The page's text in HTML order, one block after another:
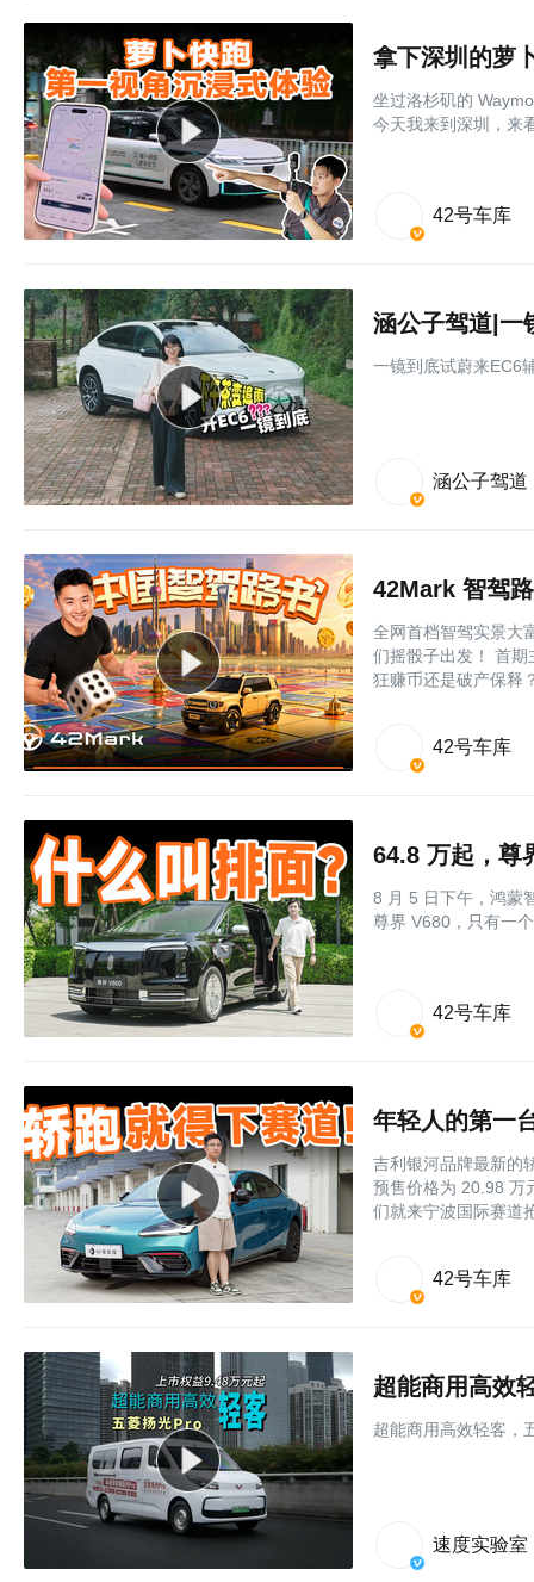
拿下深圳的萝
坐过洛杉矶的
今天我来到深圳，来
42号车库
一镜到底试蔚来EC6
涵公子驾道
42Mark 智驾
全网首档智驾实景大
们摇骰子出发！ 首
狂赚币还是破产保释
42号车库
64.8 万起，尊
8 月 5 日下午，鸿蒙
尊界 V680，只有一
42号车库
年轻人的第一
吉利银河品牌最新的
预售价格为 20.98 万
们就来宁波国际赛道
42号车库
超能商用高效
超能商用高效轻客，
速度实验室